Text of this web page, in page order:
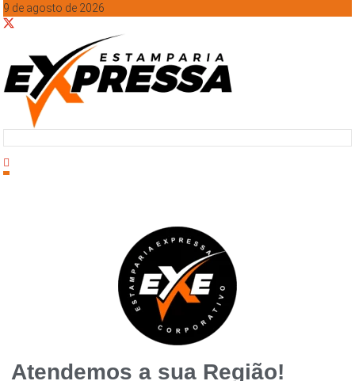
9 de agosto de 2026
Atendemos a sua Região!